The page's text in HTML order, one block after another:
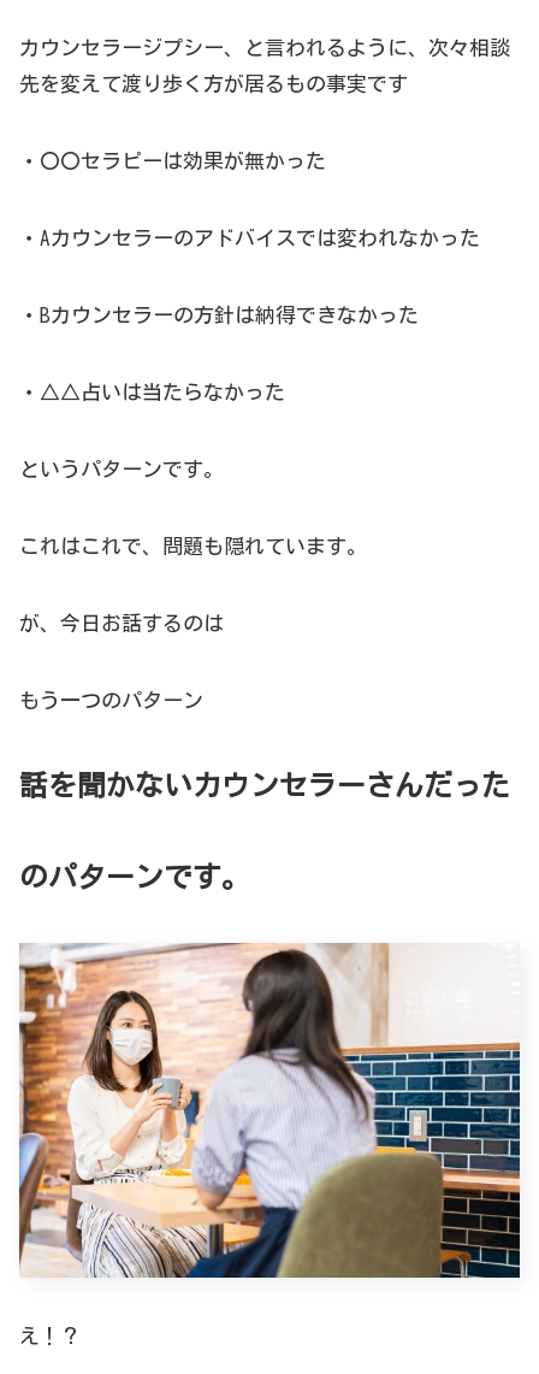
カウンセラージプシー、と言われるように、次々相談
先を変えて渡り歩く方が居るもの事実です
・〇〇セラピーは効果が無かった
・Aカウンセラーのアドバイスでは変われなかった
・Bカウンセラーの方針は納得できなかった
・△△占いは当たらなかった
というパターンです。
これはこれで、問題も隠れています。
が、今日お話するのは
もう一つのパターン
話を聞かないカウンセラーさんだった
のパターンです。
え！？